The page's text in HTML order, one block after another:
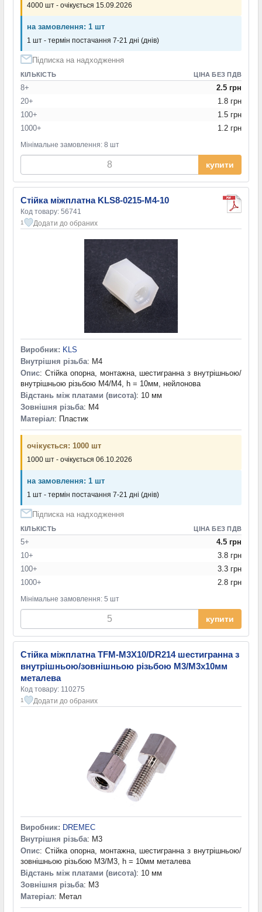
4000 шт - очікується 15.09.2026
на замовлення: 1 шт
1 шт - термін постачання 7-21 дні (днів)
Підписка на надходження
КІЛЬКІСТЬ ЦІНА БЕЗ ПДВ
8+
2.5 грн
20+
1.8 грн
100+
1.5 грн
1000+
1.2 грн
Мінімальне замовлення: 8 шт
купити
Стійка міжплатна KLS8-0215-M4-10
Код товару: 56741
1 Додати до обраних
Виробник: KLS
Внутрішня різьба: M4
Опис: Стійка опорна, монтажна, шестигранна з внутрішньою/
внутрішньою різьбою M4/M4, h = 10мм, нейлонова
Відстань між платами (висота): 10 мм
Зовнішня різьба: M4
Матеріал: Пластик
очікується: 1000 шт
1000 шт - очікується 06.10.2026
на замовлення: 1 шт
1 шт - термін постачання 7-21 дні (днів)
Підписка на надходження
КІЛЬКІСТЬ ЦІНА БЕЗ ПДВ
5+
4.5 грн
10+
3.8 грн
100+
3.3 грн
1000+
2.8 грн
Мінімальне замовлення: 5 шт
купити
Стійка міжплатна TFM-M3X10/DR214 шестигранна з
внутрішньою/зовнішньою різьбою М3/М3х10мм
металева
Код товару: 110275
1 Додати до обраних
Виробник: DREMEC
Внутрішня різьба: M3
Опис: Стійка опорна, монтажна, шестигранна з внутрішньою/
зовнішньою різьбою М3/М3, h = 10мм металева
Відстань між платами (висота): 10 мм
Зовнішня різьба: M3
Матеріал: Метал